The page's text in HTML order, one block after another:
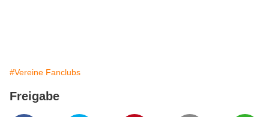
#Vereine Fanclubs
Freigabe